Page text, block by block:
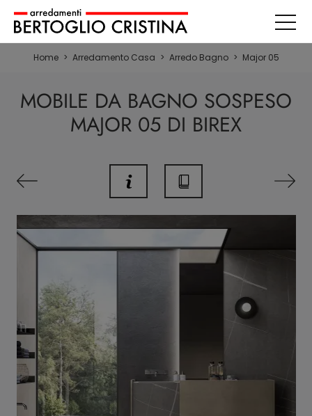
Home > Arredamento Casa > Arredo Bagno > Major 05
MOBILE DA BAGNO SOSPESO
MAJOR 05 DI BIREX